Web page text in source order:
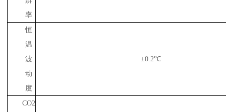
率
恒
温
波
动
度
±0.2℃
CO2